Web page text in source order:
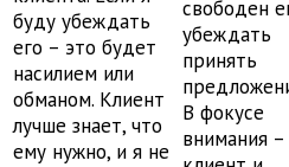
буду убеждать
его – это будет
насилием или
обманом. Клиент
лучше знает, что
ему нужно, и я не
свободен
убеждать
принять
В фокусе
внимания –